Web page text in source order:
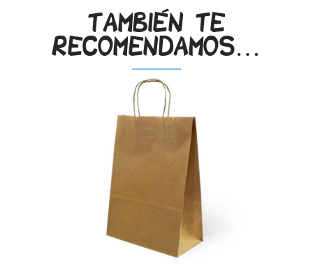
También te
recomendamos…